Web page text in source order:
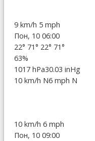
9 km/h 5 mph
Пон, 10 06:00
22° 71° 22° 71°
63%
1017 hPa30.03 inHg
10 km/h N6 mph N
10 km/h 6 mph
Пон, 10 09:00